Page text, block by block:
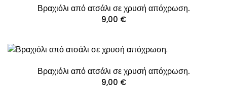
Βραχιόλι από ατσάλι σε χρυσή απόχρωση.
9,00 €
Βραχιόλι από ατσάλι σε χρυσή απόχρωση.
9,00 €